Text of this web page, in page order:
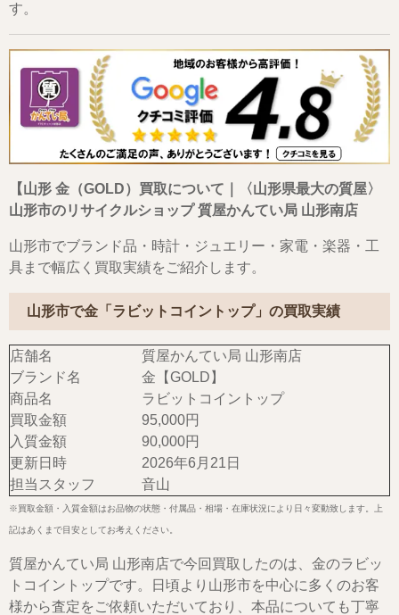
す。
【山形 金（GOLD）買取について｜〈山形県最大の質屋〉
山形市のリサイクルショップ 質屋かんてい局 山形南店
山形市でブランド品・時計・ジュエリー・家電・楽器・工
具まで幅広く買取実績をご紹介します。
山形市で金「ラビットコイントップ」の買取実績
店舗名
質屋かんてい局 山形南店
ブランド名
金【GOLD】
商品名
ラビットコイントップ
買取金額
95,000円
入質金額
90,000円
更新日時
2026年6月21日
担当スタッフ
音山
※買取金額・入質金額はお品物の状態・付属品・相場・在庫状況により日々変動致します。上
記はあくまで目安としてお考えください。
質屋かんてい局 山形南店で今回買取したのは、金のラビッ
トコイントップです。日頃より山形市を中心に多くのお客
様から査定をご依頼いただいており、本品についても丁寧